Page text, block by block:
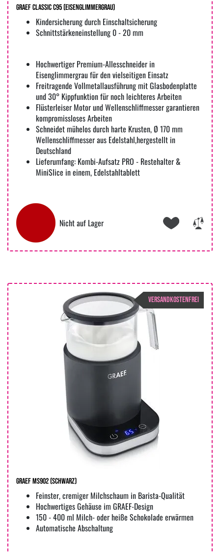
Graef Classic C95 (eisenglimmergrau)
Kindersicherung durch Einschaltsicherung
Schnittstärkeneinstellung 0 - 20 mm
Hochwertiger Premium-Allesschneider in
Eisenglimmergrau für den vielseitigen Einsatz
Freitragende Vollmetallausführung mit Glasbodenplatte
und 30° Kippfunktion für noch leichteres Arbeiten
Flüsterleiser Motor und Wellenschliffmesser garantieren
kompromissloses Arbeiten
Schneidet mühelos durch harte Krusten, Ø 170 mm
Wellenschliffmesser aus Edelstahl,hergestellt in
Deutschland
Lieferumfang: Kombi-Aufsatz PRO - Restehalter &
MiniSlice in einem, Edelstahltablett
Nicht auf Lager
VERSANDKOSTENFREI
Graef MS902 (Schwarz)
Feinster, cremiger Milchschaum in Barista-Qualität
Hochwertiges Gehäuse im GRAEF-Design
150 - 400 ml Milch- oder heiße Schokolade erwärmen
Automatische Abschaltung